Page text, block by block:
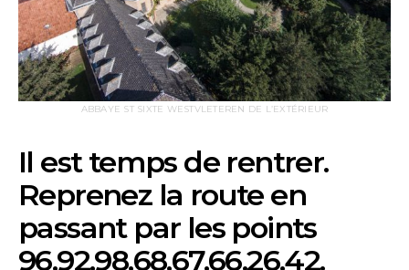
ABBAYE ST SIXTE WESTVLETEREN DE L’EXTÉRIEUR
Il est temps de rentrer.
Reprenez la route en
passant par les points
96,92,98,68,67,66,26,42.